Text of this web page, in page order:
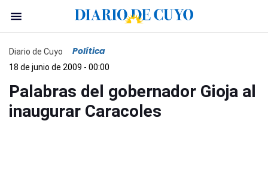
Diario de Cuyo Política
18 de junio de 2009 - 00:00
Palabras del gobernador Gioja al
inaugurar Caracoles